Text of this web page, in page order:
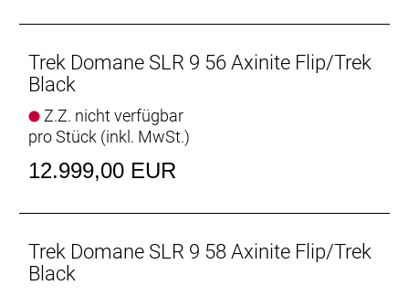
treten kannst.
Das neue Domane Carbon ist aufgrund der
aerodynamischen Verbesserungen und seiner
ultraleichten Konstruktion schneller als je zuvor und
konnte bereits auf den berühmt-berüchtigten
Leichter als je zuvor
Trek Domane SLR 9 56 Axinite Flip/Trek
Black
Z.Z. nicht verfügbar
pro Stück (inkl. MwSt.)
12.999,00 EUR
Trek Domane SLR 9 58 Axinite Flip/Trek
Black